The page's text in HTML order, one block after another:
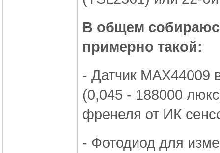
В общем
примерно такой:
- Датчик MAX44009
(0,045 - 188000
френеля от ИК
- Фотодиод для